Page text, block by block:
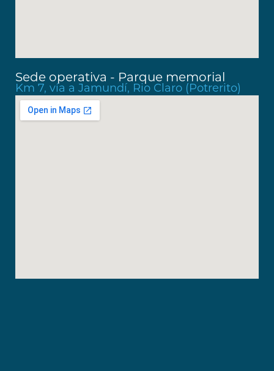
Sede operativa - Parque memorial
Km 7, vía a Jamundí, Rio Claro (Potrerito)